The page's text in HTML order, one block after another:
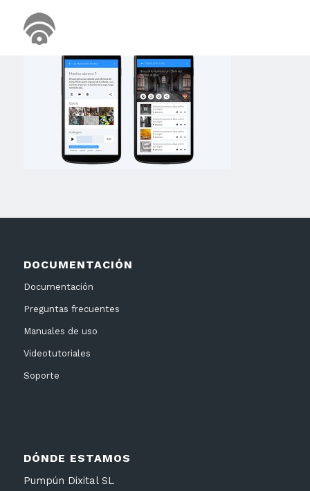
DOCUMENTACIÓN
Documentación
Preguntas frecuentes
Manuales de uso
Videotutoriales
Soporte
DÓNDE ESTAMOS
Pumpún Dixital SL